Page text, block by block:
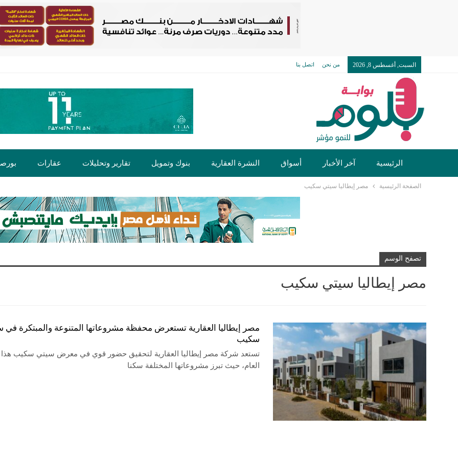
السبت, أغسطس 8, 2026 من نحن اتصل بنا
الرئيسية آخر الأخبار أسواق النشرة العقارية بنوك وتمويل تقارير وتحليلات عقارات
الصفحة الرئيسية مصر إيطاليا سيتي سكيب
تصفح الوسم
مصر إيطاليا سيتي سكيب
مصر إيطاليا العقارية تستعرض محفظة مشروعاتها المتنوعة والمبتكرة في
سكيب
تستعد شركة مصر إيطاليا العقارية لتحقيق حضور قوي في معرض سيتي سكيب هذا
العام، حيث تبرز مشروعاتها المختلفة سكنا